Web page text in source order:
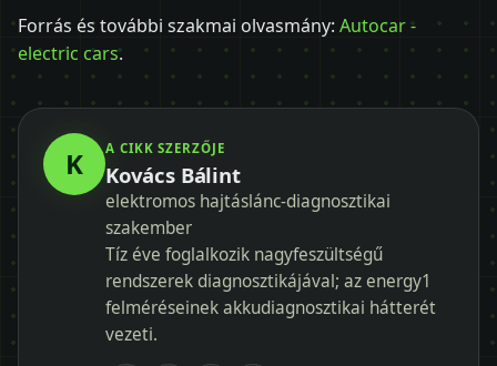
Forrás és további szakmai olvasmány:Autocar -
electric cars.
K A CIKK SZERZŐJE
Kovács Bálint
elektromos hajtáslánc-diagnosztikai
szakember
Tíz éve foglalkozik nagyfeszültségű
rendszerek diagnosztikájával; az energy1
felméréseinek akkudiagnosztikai hátterét
vezeti.